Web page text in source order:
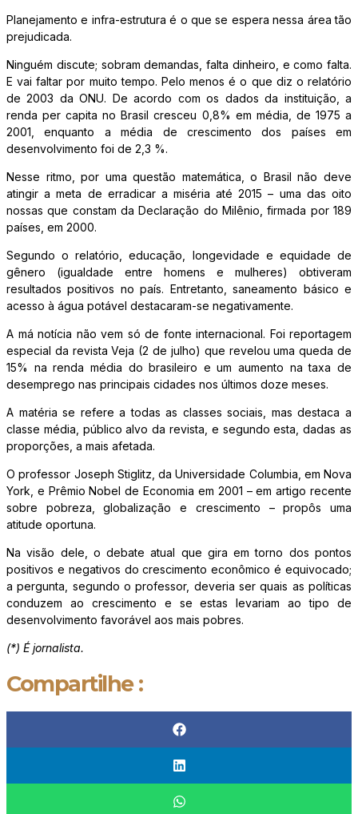
Planejamento e infra-estrutura é o que se espera nessa área tão
prejudicada.
Ninguém discute; sobram demandas, falta dinheiro, e como falta.
E vai faltar por muito tempo. Pelo menos é o que diz o relatório
de 2003 da ONU. De acordo com os dados da instituição, a
renda per capita no Brasil cresceu 0,8% em média, de 1975 a
2001, enquanto a média de crescimento dos países em
desenvolvimento foi de 2,3 %.
Nesse ritmo, por uma questão matemática, o Brasil não deve
atingir a meta de erradicar a miséria até 2015 – uma das oito
nossas que constam da Declaração do Milênio, firmada por 189
países, em 2000.
Segundo o relatório, educação, longevidade e equidade de
gênero (igualdade entre homens e mulheres) obtiveram
resultados positivos no país. Entretanto, saneamento básico e
acesso à água potável destacaram-se negativamente.
A má notícia não vem só de fonte internacional. Foi reportagem
especial da revista Veja (2 de julho) que revelou uma queda de
15% na renda média do brasileiro e um aumento na taxa de
desemprego nas principais cidades nos últimos doze meses.
A matéria se refere a todas as classes sociais, mas destaca a
classe média, público alvo da revista, e segundo esta, dadas as
proporções, a mais afetada.
O professor Joseph Stiglitz, da Universidade Columbia, em Nova
York, e Prêmio Nobel de Economia em 2001 – em artigo recente
sobre pobreza, globalização e crescimento – propôs uma
atitude oportuna.
Na visão dele, o debate atual que gira em torno dos pontos
positivos e negativos do crescimento econômico é equivocado;
a pergunta, segundo o professor, deveria ser quais as políticas
conduzem ao crescimento e se estas levariam ao tipo de
desenvolvimento favorável aos mais pobres.
(*) É jornalista.
Compartilhe :